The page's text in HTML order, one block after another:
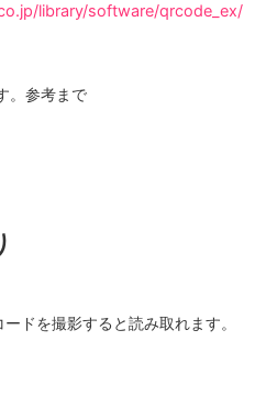
library/software/qrcode_ex/
。参考まで
ドを撮影すると読み取れます。